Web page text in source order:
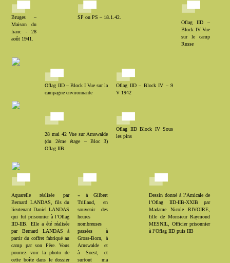
Bruges –
Maison du
franc - 28
août 1941.
SP ou PS – 18.1.42.
Oflag IID –
Block IV Vue
sur le camp
Russe
Oflag IID – Block I Vue sur la
campagne environnante
Oflag IID – Block IV – 9
V 1942
28 mai 42 Vue sur Arnswalde
(du 2ème étage – Bloc 3)
Oflag IIB.
Oflag IID Block IV Sous
les pins
Aquarelle réalisée par
Bernard LANDAS, fils du
lieutenant Daniel LANDAS
qui fut prisonnier à l’Oflag
IID-IIB. Elle a été réalisée
par Bernard LANDAS à
partir du coffret fabriqué au
camp par son Père. Vous
pourrez voir la photo de
cette boîte dans le dossier
« à Gilbert
Trillaud, en
souvenir des
heures
nombreuses
passées à
Gross-Born, à
Arnswalde et
à Soest, et
surtout ma
Dessin donné à l’Amicale de
l’Oflag IID-IIB-XXIB par
Madame Nicole RIVOIRE,
fille de Monsieur Raymond
MESNIL, Officier prisonnier
à l’Oflag IID puis IIB